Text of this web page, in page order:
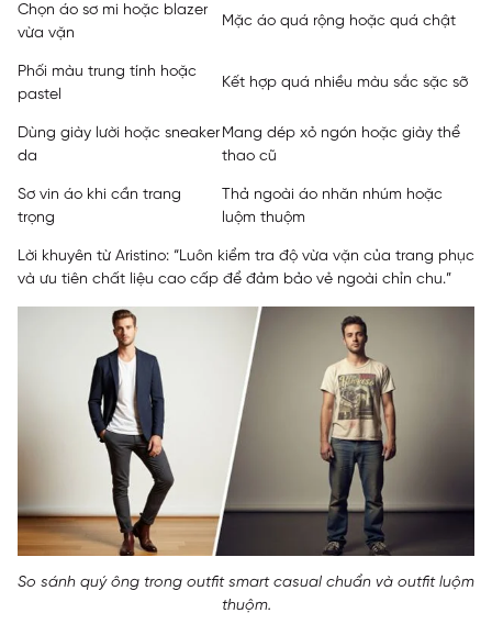
Chọn áo sơ mi hoặc blazer
vừa vặn
Mặc áo quá rộng hoặc quá chật
Phối màu trung tính hoặc
pastel
Kết hợp quá nhiều màu sắc sặc sỡ
Dùng giày lười hoặc sneaker
da
Mang dép xỏ ngón hoặc giày thể
thao cũ
Sơ vin áo khi cần trang
trọng
Thả ngoài áo nhăn nhúm hoặc
luộm thuộm
Lời khuyên từ Aristino: “Luôn kiểm tra độ vừa vặn của trang phục
và ưu tiên chất liệu cao cấp để đảm bảo vẻ ngoài chỉn chu.”
So sánh quý ông trong outfit smart casual chuẩn và outfit luộm
thuộm.